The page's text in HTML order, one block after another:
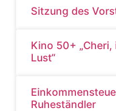
Sitzung des
Kino 50+
Lust“
Ruheständler